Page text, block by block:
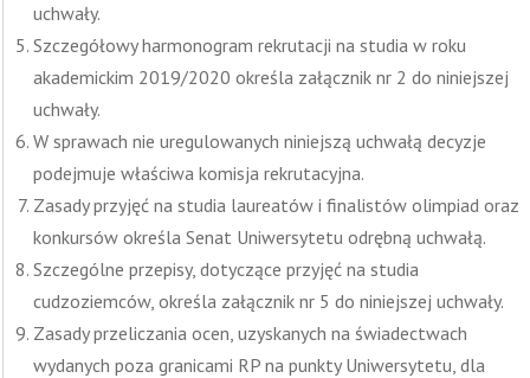
uchwały.
Szczegółowy harmonogram rekrutacji na studia w roku
akademickim 2019/2020 określa załącznik nr 2 do niniejszej
uchwały.
W sprawach nie uregulowanych niniejszą uchwałą decyzje
podejmuje właściwa komisja rekrutacyjna.
Zasady przyjęć na studia laureatów i finalistów olimpiad oraz
konkursów określa Senat Uniwersytetu odrębną uchwałą.
Szczególne przepisy, dotyczące przyjęć na studia
cudzoziemców, określa załącznik nr 5 do niniejszej uchwały.
Zasady przeliczania ocen, uzyskanych na świadectwach
wydanych poza granicami RP na punkty Uniwersytetu, dla